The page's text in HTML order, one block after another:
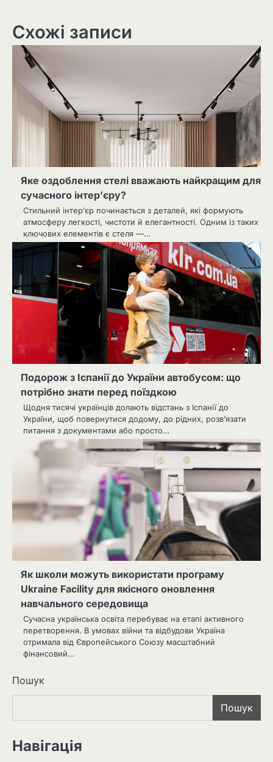
Схожі записи
Яке оздоблення стелі вважають найкращим для
сучасного інтер’єру?
Стильний інтер’єр починається з деталей, які формують
атмосферу легкості, чистоти й елегантності. Одним із таких
ключових елементів є стеля —…
Подорож з Іспанії до України автобусом: що
потрібно знати перед поїздкою
Щодня тисячі українців долають відстань з Іспанії до
України, щоб повернутися додому, до рідних, розв’язати
питання з документами або просто…
Як школи можуть використати програму
Ukraine Facility для якісного оновлення
навчального середовища
Сучасна українська освіта перебуває на етапі активного
перетворення. В умовах війни та відбудови Україна
отримала від Європейського Союзу масштабний
фінансовий…
Пошук
Пошук
Навігація